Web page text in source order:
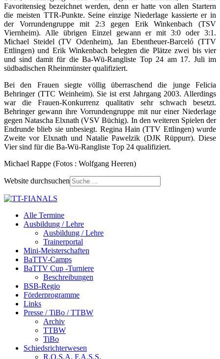
Favoritensieg bezeichnet werden, denn er hatte von allen Startern
die meisten TTR-Punkte. Seine einzige Niederlage kassierte er in
der Vorrundengruppe mit 2:3 gegen Erik Winkenbach (TSV
Viernheim). Alle übrigen Einzel gewann er mit 3:0 oder 3:1.
Michael Steidel (TV Odenheim), Jan Ebentheuer-Barceló (TTV
Ettlingen) und Erik Winkenbach belegten die Plätze zwei bis vier
und sind damit für die Ba-Wü-Rangliste Top 24 am 17. Juli im
südbadischen Rheinmünster qualifiziert.
Bei den Frauen siegte völlig überraschend die junge Felicia
Behringer (TTC Weinheim). Sie ist erst Jahrgang 2003. Allerdings
war die Frauen-Konkurrenz qualitativ sehr schwach besetzt.
Behringer gewann ihre Vorrundengruppe mit nur einer Niederlage
gegen Natascha Elxnath (VSV Büchig). In den weiteren Spielen der
Endrunde blieb sie unbesiegt. Regina Hain (TTV Ettlingen) wurde
Zweite vor Elxnath und Natalie Pawelzik (DJK Rüppurr). Diese
Vier sind für die Ba-Wü-Rangliste Top 24 qualifiziert.
Michael Rappe (Fotos : Wolfgang Heeren)
Website durchsuchen
Alle Termine
Ausbildung / Lehre
Ausbildung / Lehre
Trainerportal
Mini-Meisterschaften
BaTTV-Camps
BaTTV Cup -Turniere
Beschreibungen
BSB-Regio
Förderprogramme
Links
Presse / TiBo / TTBW
Archiv
TTBW
TiBo
Schiedsrichterwesen
R.O.S.A. F.A.S.S.